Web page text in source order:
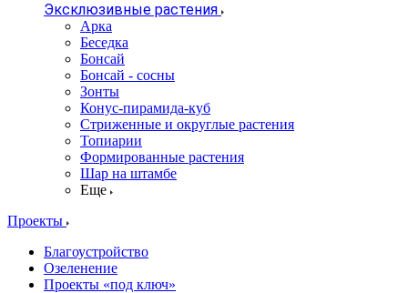
Эксклюзивные растения
Арка
Беседка
Бонсай
Бонсай - сосны
Зонты
Конус-пирамида-куб
Стриженные и округлые растения
Топиарии
Формированные растения
Шар на штамбе
Еще
Проекты
Благоустройство
Озеленение
Проекты «под ключ»